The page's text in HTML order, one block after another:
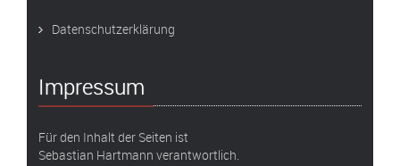
Datenschutzerklärung
Impressum
Für den Inhalt der Seiten ist
Sebastian Hartmann verantwortlich.